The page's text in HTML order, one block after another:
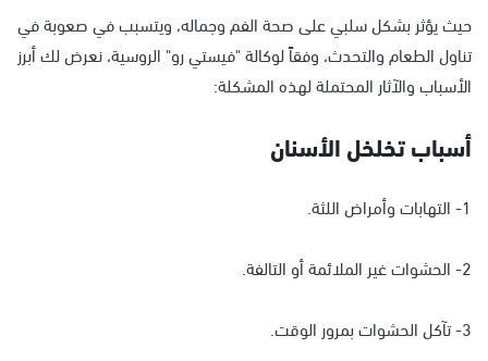
حيث يؤثر بشكل سلبي على صحة الفم وجماله، ويتسبب في صعوبة في
تناول الطعام والتحدث، وفقاً لوكالة "فيستي رو" الروسية، نعرض لك أبرز
الأسباب والآثار المحتملة لهذه المشكلة:
أسباب تخلخل الأسنان
1- التهابات وأمراض اللثة.
2- الحشوات غير الملائمة أو التالفة.
3- تآكل الحشوات بمرور الوقت.